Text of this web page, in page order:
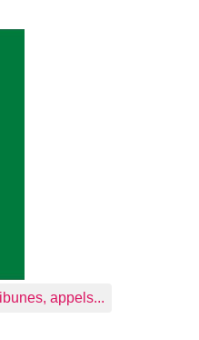
appels...